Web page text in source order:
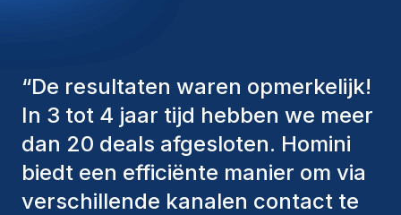
“De consultants van Homini
hebben altijd verschillende
factoren in overweging genomen
om ons de juiste kandidaten aan te
bieden. De mensen die we hebben